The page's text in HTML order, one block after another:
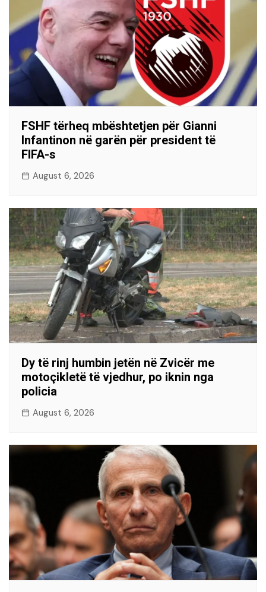
FSHF tërheq mbështetjen për Gianni
Infantinon në garën për president të
FIFA-s
August 6, 2026
Dy të rinj humbin jetën në Zvicër me
motoçikletë të vjedhur, po iknin nga
policia
August 6, 2026